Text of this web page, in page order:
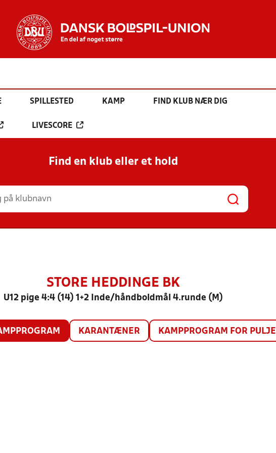
SPILLESTED KAMP FIND KLUB NÆR DIG
LIVESCORE
Find en klub eller et hold
STORE HEDDINGE BK
U12 pige 4:4 (14) 1+2 Inde/håndboldmål 4.runde (M)
KARANTÆNER KAMPPROGRAM FOR PULJE